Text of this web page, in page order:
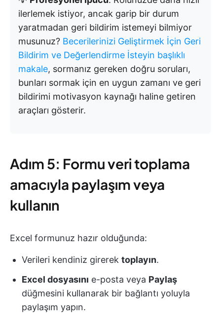
ilerlemek istiyor, ancak garip bir durum
yaratmadan geri bildirim istemeyi bilmiyor
musunuz? Becerilerinizi Geliştirmek İçin Geri
Bildirim ve Değerlendirme İsteyin başlıklı
makale, sormanız gereken doğru soruları,
bunları sormak için en uygun zamanı ve geri
bildirimi motivasyon kaynağı haline getiren
araçları gösterir.
Adım 5: Formu veri toplama
amacıyla paylaşım veya
kullanın
Excel formunuz hazır olduğunda:
Verileri kendiniz girerek toplayın.
Excel dosyasını e-posta veya Paylaş
düğmesini kullanarak bir bağlantı yoluyla
paylaşım yapın.